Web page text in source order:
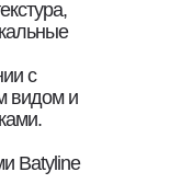
с
видом и
Batyline